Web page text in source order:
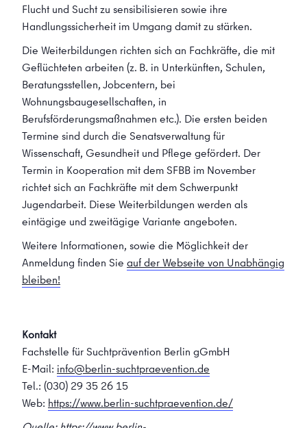
Flucht und Sucht zu sensibilisieren sowie ihre
Handlungssicherheit im Umgang damit zu stärken.
Die Weiterbildungen richten sich an Fachkräfte, die mit
Geflüchteten arbeiten (z. B. in Unterkünften, Schulen,
Beratungsstellen, Jobcentern, bei
Wohnungsbaugesellschaften, in
Berufsförderungsmaßnahmen etc.). Die ersten beiden
Termine sind durch die Senatsverwaltung für
Wissenschaft, Gesundheit und Pflege gefördert. Der
Termin in Kooperation mit dem SFBB im November
richtet sich an Fachkräfte mit dem Schwerpunkt
Jugendarbeit. Diese Weiterbildungen werden als
eintägige und zweitägige Variante angeboten.
Weitere Informationen, sowie die Möglichkeit der
Anmeldung finden Sie auf der Webseite von Unabhängig
bleiben!
Kontakt
Fachstelle für Suchtprävention Berlin gGmbH
E-Mail: info@berlin-suchtpraevention.de
Tel.: (030) 29 35 26 15
Web: https://www.berlin-suchtpraevention.de/